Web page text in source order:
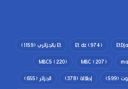
Et dz(974) Et بالجزائري
(1159)
MBC(207)
MBC5 (220)
(599) إطلالة (378) الجزائر (655)